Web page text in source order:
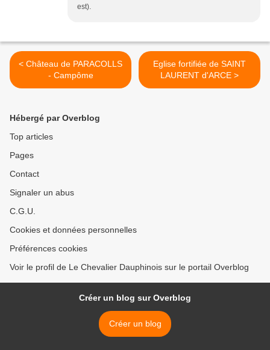
est).
< Château de PARACOLLS
- Campôme
Eglise fortifiée de SAINT
LAURENT d'ARCE >
Hébergé par Overblog
Top articles
Pages
Contact
Signaler un abus
C.G.U.
Cookies et données personnelles
Préférences cookies
Voir le profil de Le Chevalier Dauphinois sur le portail Overblog
Créer un blog sur Overblog
Créer un blog